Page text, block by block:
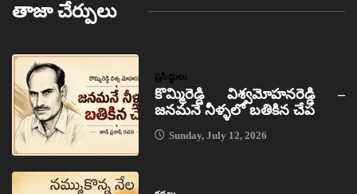
తాజా చేర్పులు
ప్రసిద్ధులు
కొమ్మిరెడ్డి విశ్వమోహనరెడ్డి –
జనమనే నీళ్ళలో బతికిన చేప
Sunday, July 12, 2026